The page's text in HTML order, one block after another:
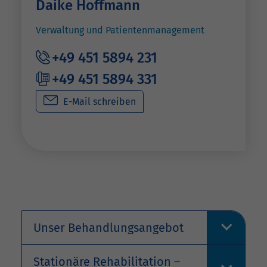
Daike Hoffmann
Verwaltung und Patientenmanagement
+49 451 5894 231
+49 451 5894 331
E-Mail schreiben
Unser Behandlungsangebot
Stationäre Rehabilitation –